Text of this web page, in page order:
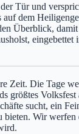
Tür und
dem
Überblick,
Zeit. Die Tage
größtes
sucht, ein
Wir